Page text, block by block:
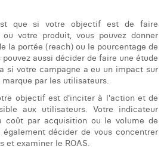
que si votre objectif est de faire
votre produit, vous pouvez donner
la portée (reach) ou le pourcentage de
pouvez aussi décider de faire une étude
si votre campagne a eu un impact sur
par les utilisateurs.
objectif est d'inciter à l'action et de
aux utilisateurs. Votre indicateur
coût par acquisition ou le volume de
également décider de vous concentrer
et examiner le ROAS.